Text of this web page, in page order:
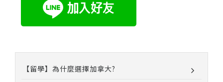
【留學】為什麼選擇加拿大?